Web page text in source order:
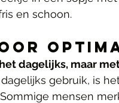
en schoon.
dagelijks, maar
gebruik, is
mensen